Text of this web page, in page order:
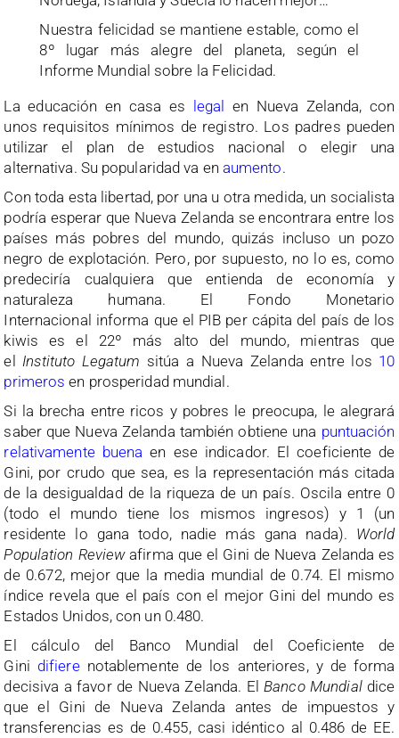
Nuestra felicidad se mantiene estable, como el
8º lugar más alegre del planeta, según el
Informe Mundial sobre la Felicidad.
La educación en casa es
legal
en Nueva Zelanda, con
unos requisitos mínimos de registro. Los padres pueden
utilizar el plan de estudios nacional o elegir una
alternativa. Su popularidad va en aumento.
Con toda esta libertad, por una u otra medida, un socialista
podría esperar que Nueva Zelanda se encontrara entre los
países más pobres del mundo, quizás incluso un pozo
negro de explotación. Pero, por supuesto, no lo es, como
predeciría cualquiera que entienda de economía y
naturaleza humana. El Fondo Monetario
Internacional informa que el PIB per cápita del país de los
kiwis es el 22º más alto del mundo, mientras que
el Instituto Legatum sitúa a Nueva Zelanda entre los 10
primeros en prosperidad mundial.
Si la brecha entre ricos y pobres le preocupa, le alegrará
saber que Nueva Zelanda también obtiene una puntuación
relativamente buena en ese indicador. El coeficiente de
Gini, por crudo que sea, es la representación más citada
de la desigualdad de la riqueza de un país. Oscila entre 0
(todo el mundo tiene los mismos ingresos) y 1 (un
residente lo gana todo, nadie más gana nada). World
Population Reviewafirma que el Gini de Nueva Zelanda es
de 0.672, mejor que la media mundial de 0.74. El mismo
índice revela que el país con el mejor Gini del mundo es
Estados Unidos, con un 0.480.
El cálculo del Banco Mundial del Coeficiente de
Gini difierenotablemente de los anteriores, y de forma
decisiva a favor de Nueva Zelanda. ElBanco Mundialdice
que el Gini de Nueva Zelanda antes de impuestos y
transferencias es de 0.455, casi idéntico al 0.486 de EE.